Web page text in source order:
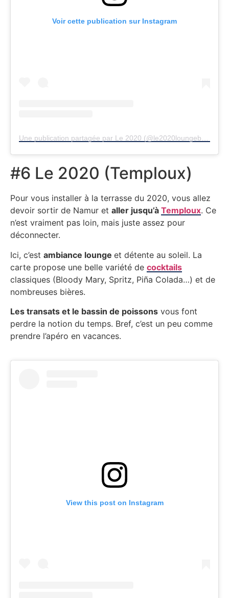
Voir cette publication sur Instagram
Une publication partagée par Le 2020 (@le2020loungebar)
#6 Le 2020 (Temploux)
Pour vous installer à la terrasse du 2020, vous allez
devoir sortir de Namur et aller jusqu’à Temploux. Ce
n’est vraiment pas loin, mais juste assez pour
déconnecter.
Ici, c’est ambiance lounge et détente au soleil. La
carte propose une belle variété de cocktails
classiques (Bloody Mary, Spritz, Piña Colada…) et de
nombreuses bières.
Les transats et le bassin de poissons vous font
perdre la notion du temps. Bref, c’est un peu comme
prendre l’apéro en vacances.
View this post on Instagram